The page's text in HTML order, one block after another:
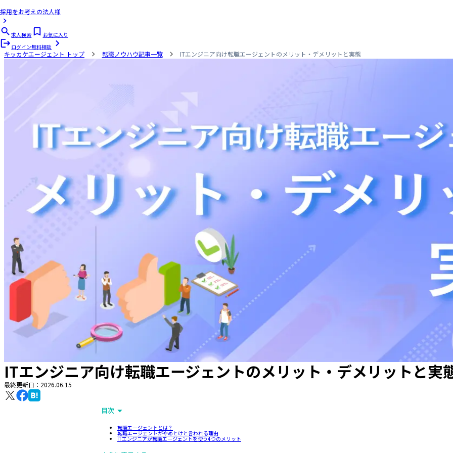
採用をお考えの法人様
求人検索
お気に入り
ログイン無料相談
キッカケエージェント トップ 転職ノウハウ記事一覧 ITエンジニア向け転職エージェントのメリット・デメリットと実態
ITエンジニア向け転職エージェントのメリット・デメリットと実
最終更新日： 2026.06.15
目次
転職エージェントとは？
転職エージェントがやめとけと言われる理由
ITエンジニアが転職エージェントを使う4つのメリット